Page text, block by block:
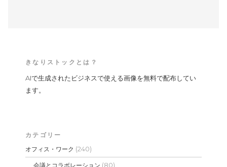
きなりストックとは？
AIで生成されたビジネスで使える画像を無料で配布してい
ます。
カテゴリー
オフィス・ワーク (240)
会議とコラボレーション (80)